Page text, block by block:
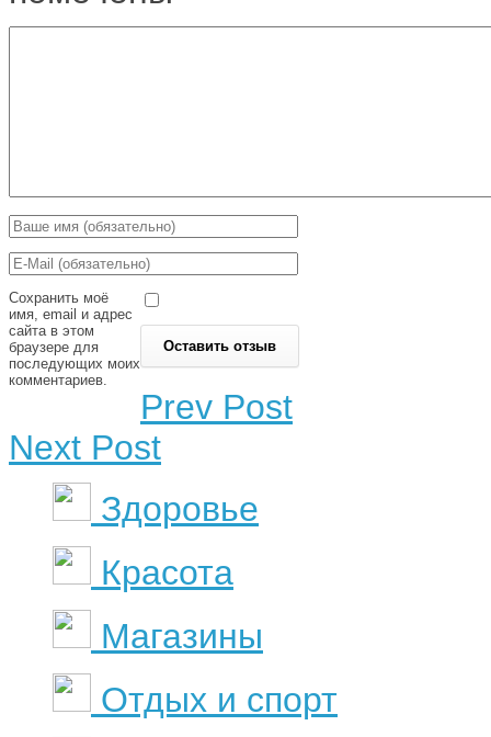
Сохранить моё
имя, email и адрес
сайта в этом
браузере для
последующих моих
комментариев.
Prev Post
Next Post
Здоровье
Красота
Магазины
Отдых и спорт